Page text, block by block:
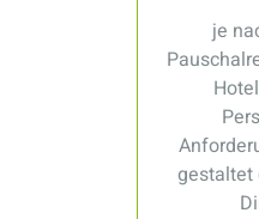
je
gestaltet